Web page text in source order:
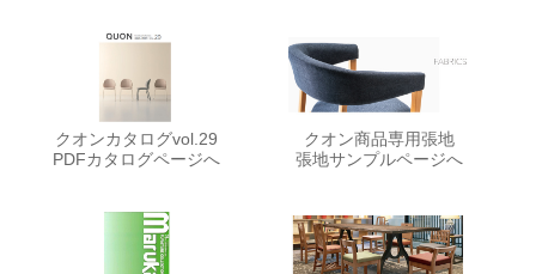
クオンカタログvol.29
PDFカタログページへ
クオン商品専用張地
張地サンプルページへ